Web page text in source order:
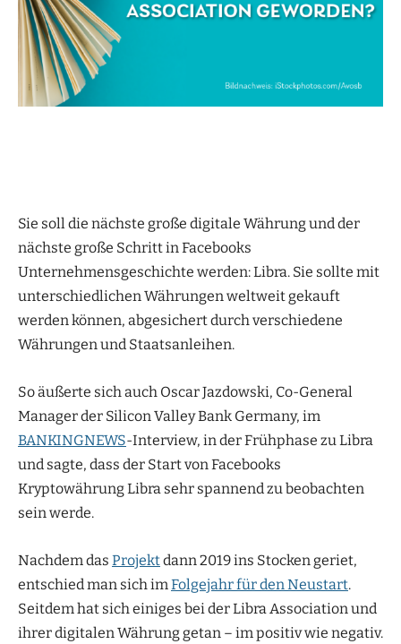
Sie soll die nächste große digitale Währung und der
nächste große Schritt in Facebooks
Unternehmensgeschichte werden: Libra. Sie sollte mit
unterschiedlichen Währungen weltweit gekauft
werden können, abgesichert durch verschiedene
Währungen und Staatsanleihen.
So äußerte sich auch Oscar Jazdowski, Co-General
Manager der Silicon Valley Bank Germany, im
BANKINGNEWS-Interview, in der Frühphase zu Libra
und sagte, dass der Start von Facebooks
Kryptowährung Libra sehr spannend zu beobachten
sein werde.
Nachdem das Projektdann 2019 ins Stocken geriet,
entschied man sich imFolgejahr für den Neustart.
Seitdem hat sich einiges bei der Libra Association und
ihrer digitalen Währung getan – im positiv wie negativ.